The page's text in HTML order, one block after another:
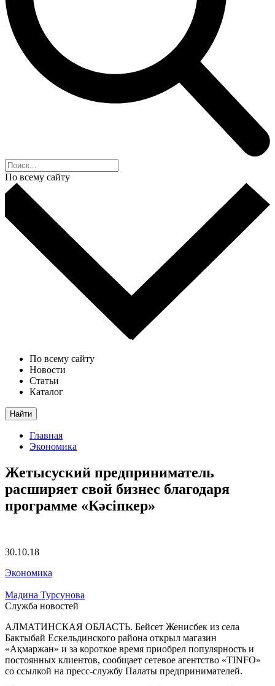
По всему сайту
По всему сайту
Новости
Статьи
Каталог
Найти
Главная
Экономика
Жетысуский предприниматель
расширяет свой бизнес благодаря
программе «Кәсіпкер»
30.10.18
Экономика
Мадина Турсунова
Служба новостей
АЛМАТИНСКАЯ ОБЛАСТЬ. Бейсет Женисбек из села
Бактыбай Ескельдинского района открыл магазин
«Ақмаржан» и за короткое время приобрел популярность и
постоянных клиентов, сообщает сетевое агентство «TINFO»
со ссылкой на пресс-службу Палаты предпринимателей.